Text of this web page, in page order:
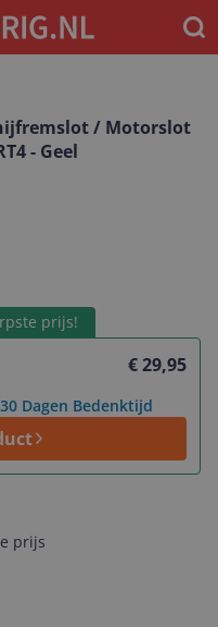
/ Motorslot
- Geel
prijs!
€ 29,95
Dagen Bedenktijd
prijs